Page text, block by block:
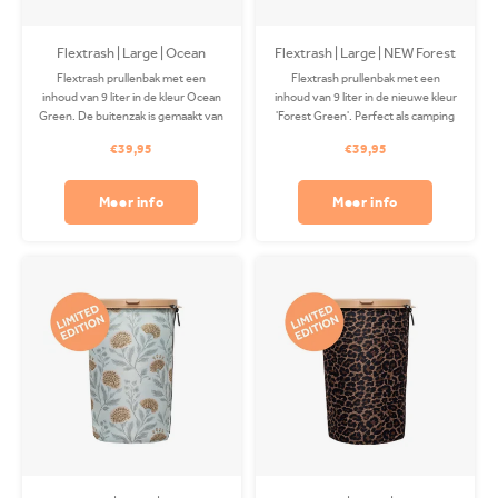
Flextrash | Large | Ocean
Green
Flextrash prullenbak met een
inhoud van 9 liter in de kleur Ocean
Green. De buitenzak is gemaakt van
wasmachine. Bevestigingsclips
€39,95
Meer info
Flextrash | Large | NEW Forest
Green
Flextrash prullenbak met een
inhoud van 9 liter in de nieuwe kleur
'Forest Green'. Perfect als camping
Coverbag is gemaakt van
verkrijgbaar.
€39,95
Meer info